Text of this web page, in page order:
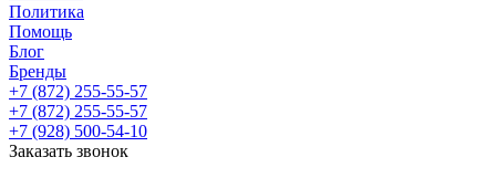
Политика
Помощь
Блог
Бренды
+7 (872) 255-55-57
+7 (872) 255-55-57
+7 (928) 500-54-10
Заказать звонок